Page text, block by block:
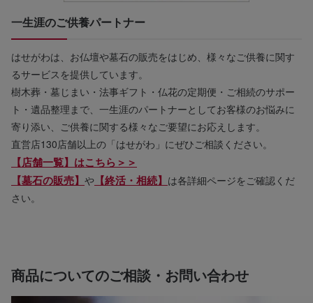
一生涯のご供養パートナー
はせがわは、お仏壇や墓石の販売をはじめ、様々なご供養に関す
るサービスを提供しています。
樹木葬・墓じまい・法事ギフト・仏花の定期便・ご相続のサポー
ト・遺品整理まで、一生涯のパートナーとしてお客様のお悩みに
寄り添い、ご供養に関する様々なご要望にお応えします。
直営店130店舗以上の「はせがわ」にぜひご相談ください。
【店舗一覧】はこちら＞＞
【墓石の販売】 や 【終活・相続】 は各詳細ページをご確認くだ
さい。
商品についてのご相談・お問い合わせ